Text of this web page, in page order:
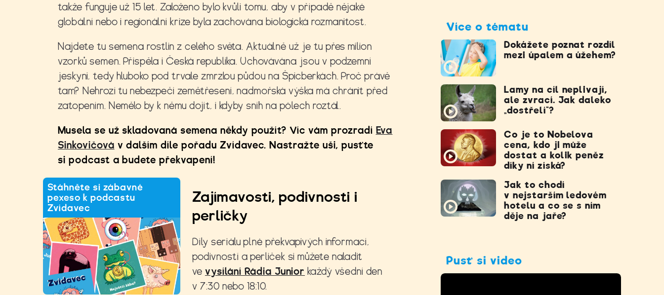
takže funguje už 15 let. Založeno bylo kvůli tomu, aby v případě nějaké
globální nebo i regionální krize byla zachována biologická rozmanitost.
Najdete tu semena rostlin z celého světa. Aktuálně už je tu přes milion
vzorků semen. Přispěla i Česká republika. Uchovávána jsou v podzemní
jeskyni, tedy hluboko pod trvale zmrzlou půdou na Špicberkách. Proč právě
tam? Nehrozí tu nebezpečí zemětřesení, nadmořská výška má chránit před
zatopením. Nemělo by k němu dojít, i kdyby sníh na pólech roztál.
Musela se už skladovaná semena někdy použít? Víc vám prozradí Eva
Sinkovičová v dalším díle pořadu Zvídavec. Nastražte uši, pusťte
si podcast a budete překvapení!
Stáhněte si zábavné
pexeso k podcastu
Zvídavec
Zajímavosti, podivnosti i
perličky
Díly seriálu plné překvapivých informací,
podivností a perliček si můžete naladit
ve vysílání Rádia Junior každý všední den
v 7:30 nebo 18:10.
Více o tématu
Dokážete poznat rozdíl
mezi úpalem a úžehem?
Lamy na cíl neplivají,
ale zvrací. Jak daleko
„dostřelí“?
Co je to Nobelova
cena, kdo ji může
dostat a kolik peněz
díky ní získá?
Jak to chodí
v nejstarším ledovém
hotelu a co se s ním
děje na jaře?
Pusť si video